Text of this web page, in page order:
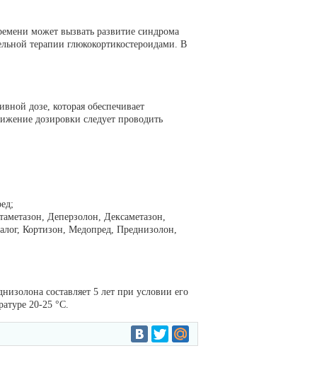
может вызвать развитие синдрома
терапии глюкокортикостероидами. В
дозе, которая обеспечивает
дозировки следует проводить
Деперзолон, Дексаметазон,
Кортизон, Медопред, Преднизолон,
составляет 5 лет при условии его
20-25 °C.